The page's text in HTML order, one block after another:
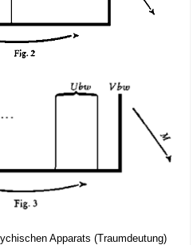
Appa­rats (Traum­deu­tung)